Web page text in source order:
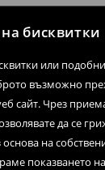
бисквитки
или
възможно
сайт. Чрез
да се
на
показването